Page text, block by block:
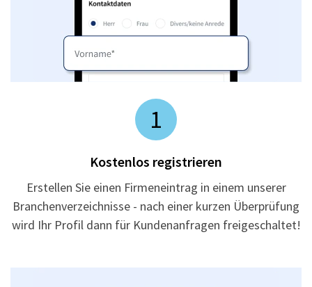
1
Kostenlos registrieren
Erstellen Sie einen Firmeneintrag in einem unserer
Branchenverzeichnisse - nach einer kurzen Überprüfung
wird Ihr Profil dann für Kundenanfragen freigeschaltet!